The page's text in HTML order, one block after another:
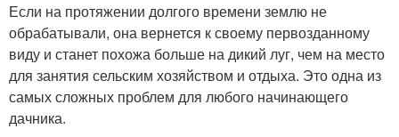
Если на протяжении долгого времени землю не
обрабатывали, она вернется к своему первозданному
виду и станет похожа больше на дикий луг, чем на место
для занятия сельским хозяйством и отдыха. Это одна из
самых сложных проблем для любого начинающего
дачника.